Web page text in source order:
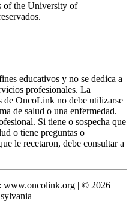
of the University of
educativos y no se dedica a
profesionales. La
de OncoLink no debe utilizarse
de salud o una enfermedad.
Si tiene o sospecha que
o tiene preguntas o
le recetaron, debe consultar a
www.oncolink.org | © 2026